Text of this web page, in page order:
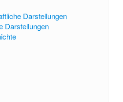
Darstellungen
Darstellungen